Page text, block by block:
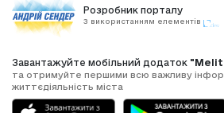
Розробник порталу
З використанням елементів
Завантажуйте мобільний додаток
та отримуйте першими всю важливу
життєдіяльність міста